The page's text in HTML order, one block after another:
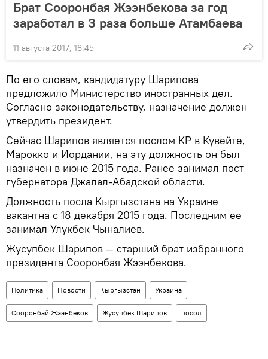
Брат Сооронбая Жээнбекова за год
заработал в 3 раза больше Атамбаева
11 августа 2017, 18:45
По его словам, кандидатуру Шарипова
предложило Министерство иностранных дел.
Согласно законодательству, назначение должен
утвердить президент.
Сейчас Шарипов является послом КР в Кувейте,
Марокко и Иордании, на эту должность он был
назначен в июне 2015 года. Ранее занимал пост
губернатора Джалал-Абадской области.
Должность посла Кыргызстана на Украине
вакантна с 18 декабря 2015 года. Последним ее
занимал Улукбек Чыналиев.
Жусупбек Шарипов — старший брат избранного
президента Сооронбая Жээнбекова.
Политика Новости Кыргызстан Украина
Сооронбай Жээнбеков Жусупбек Шарипов посол